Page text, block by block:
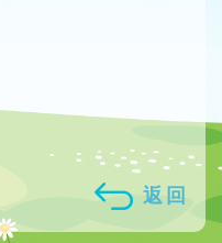
返回